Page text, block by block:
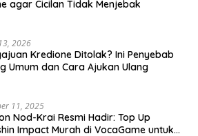
agar Cicilan Tidak Menjebak
2026
Kredione Ditolak? Ini Penyebab
Umum dan Cara Ajukan Ulang
11, 2025
Nod-Krai Resmi Hadir: Top Up
Impact Murah di VocaGame untuk